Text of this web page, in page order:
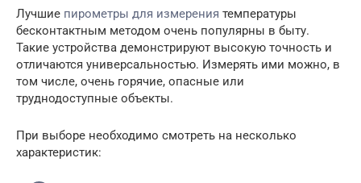
Лучшие пирометры для измерения температуры
бесконтактным методом очень популярны в быту.
Такие устройства демонстрируют высокую точность и
отличаются универсальностью. Измерять ими можно, в
том числе, очень горячие, опасные или
труднодоступные объекты.
При выборе необходимо смотреть на несколько
характеристик: